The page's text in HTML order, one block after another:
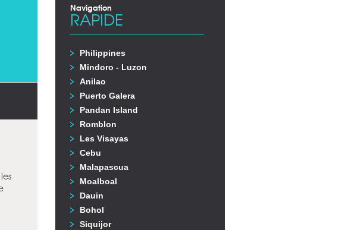
Navigation
RAPIDE
Philippines
Mindoro - Luzon
Anilao
Puerto Galera
Pandan Island
Romblon
Les Visayas
Cebu
Malapascua
Moalboal
Dauin
Bohol
Siquijor